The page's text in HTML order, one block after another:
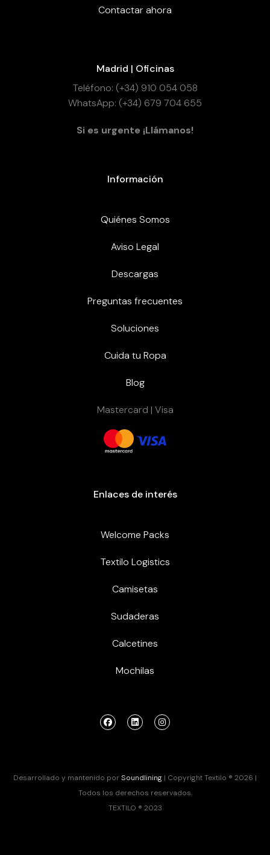
Contactar ahora
Madrid | Oficinas
Teléfono: (+34) 910 054 058
WhatsApp: (+34) 679 704 655
Si es urgente ¡Llámanos!
Información
Quiénes Somos
Aviso Legal
Descargas
Preguntas frecuentes
Soluciones
Cuida tu Ropa
Blog
Mastercard | Visa
Enlaces de interés
Welcome Packs
Textilo Logistics
Camisetas
Sudaderas
Calcetines
Mochilas
Desarrollado y mantenido porSoundlining | Copyright Textilo ® 2026 |
Todos los derechos reservados.
TEXTILO ® 2023